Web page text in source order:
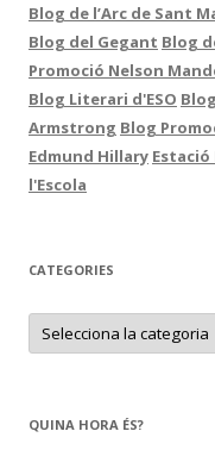
Blog de l’Arc de Sant
Blog del Gegant Blog
Promoció Nelson
Blog Literari d'ESO
Armstrong Blog
Edmund Hillary
l'Escola
CATEGORIES
C
t
r
i
QUINA HORA ÉS?